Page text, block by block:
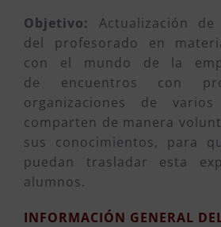
Objetivo: Actualización
del profesorado en
con el mundo de la
de encuentros con
organizaciones de
comparten de manera
sus conocimientos, para
puedan trasladar esta
alumnos.
INFORMACIÓN GENERAL